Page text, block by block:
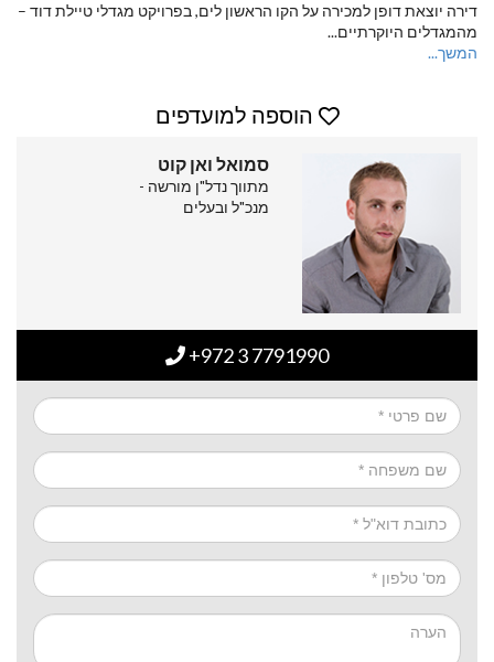
דירה יוצאת דופן למכירה על הקו הראשון לים, בפרויקט מגדלי טיילת דוד –
מהמגדלים היוקרתיים...
המשך...
הוספה למועדפים
סמואל ואן קוט
מתווך נדל"ן מורשה -
מנכ"ל ובעלים
+972 3 7791990